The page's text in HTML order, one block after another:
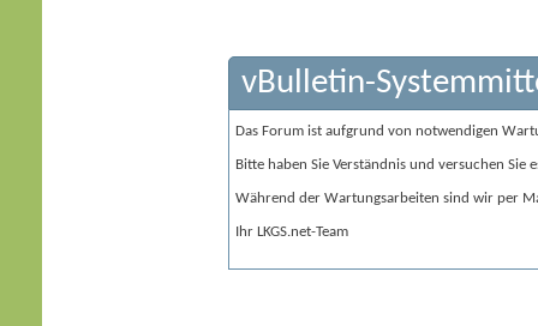
vBulletin-
Das Forum ist aufgrund von notwendigen
Bitte haben Sie Verständnis und versuchen Sie
Während der Wartungsarbeiten sind wir per
Ihr LKGS.net-Team